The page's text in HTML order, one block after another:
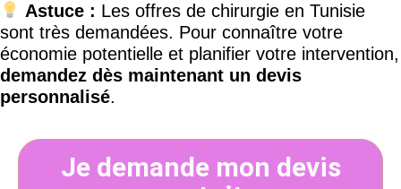
Astuce : Les offres de chirurgie en Tunisie
sont très demandées. Pour connaître votre
économie potentielle et planifier votre intervention,
demandez dès maintenant un devis
personnalisé.
Je demande mon devis